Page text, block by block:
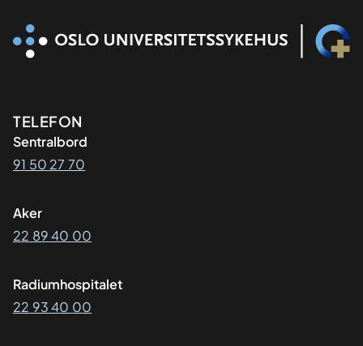
Kontaktinformasjon
TELEFON
Sentralbord
91 50 27 70
Aker
22 89 40 00
Radiumhospitalet
22 93 40 00